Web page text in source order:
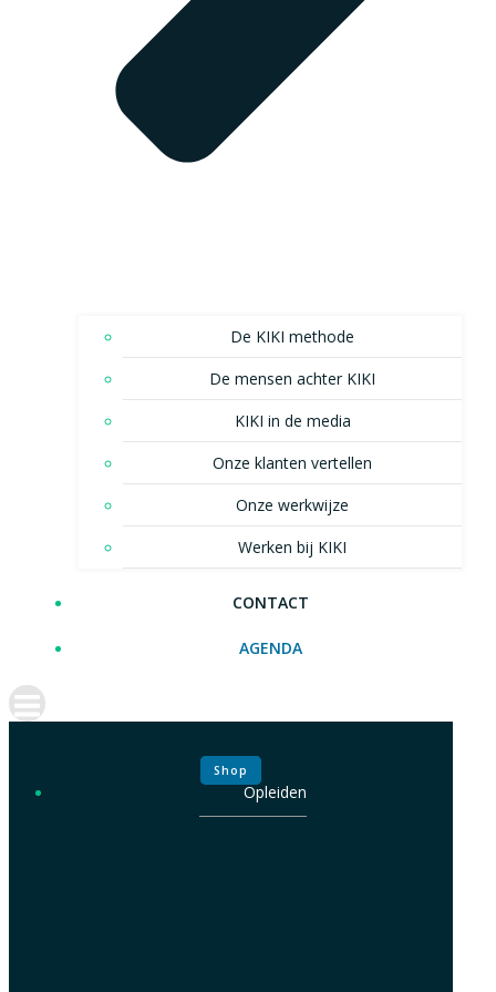
De KIKI methode
De mensen achter KIKI
KIKI in de media
Onze klanten vertellen
Onze werkwijze
Werken bij KIKI
CONTACT
AGENDA
Shop
Opleiden